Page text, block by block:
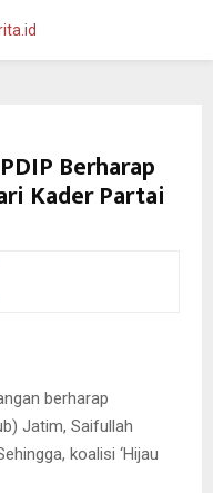
Berharap
Kader Partai
berharap
Jatim, Saifullah
koalisi ‘Hijau